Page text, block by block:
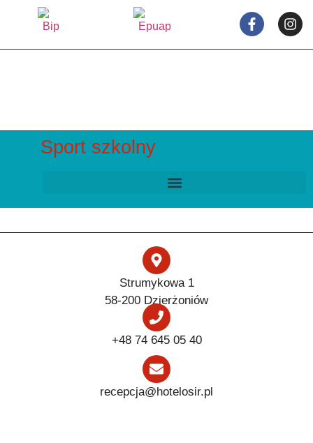
Sport szkolny
Strumykowa 1
58-200 Dzierżoniów
+48 74 645 05 40
recepcja@hotelosir.pl